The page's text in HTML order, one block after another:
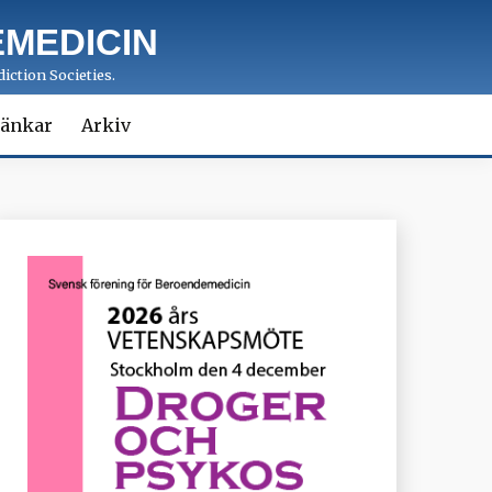
Societies.
Arkiv